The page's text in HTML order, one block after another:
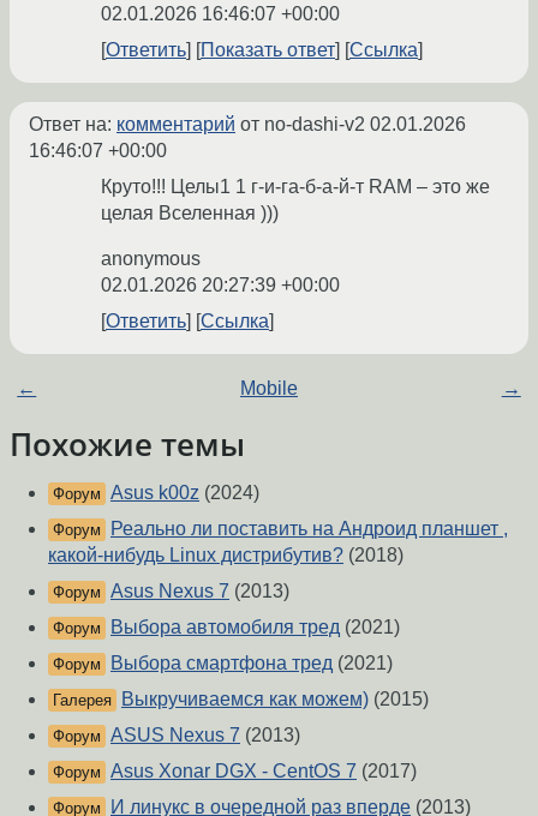
02.01.2026 16:46:07 +00:00
Ответить
Показать ответ Ссылка
Ответ на: комментарий от no-dashi-v2 02.01.2026
16:46:07 +00:00
Круто!!! Целы1 1 г-и-га-б-а-й-т RAM – это же
целая Вселенная )))
anonymous
02.01.2026 20:27:39 +00:00
Ответить
Ссылка
← Mobile →
Похожие темы
Форум Asus k00z (2024)
Форум
Реально ли поставить на Андроид планшет ,
какой-нибудь Linux дистрибутив? (2018)
Форум Asus Nexus 7 (2013)
Форум Выбора автомобиля тред (2021)
Форум Выбора смартфона тред (2021)
Галерея Выкручиваемся как можем) (2015)
Форум ASUS Nexus 7 (2013)
Форум Asus Xonar DGX - CentOS 7 (2017)
Форум И линукс в очередной раз вперде (2013)